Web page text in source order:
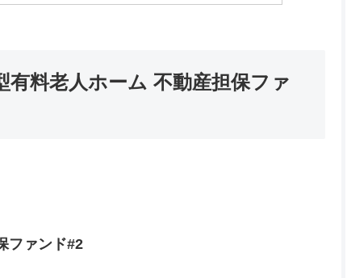
有料老人ホーム 不動産担保ファ
ファンド#2